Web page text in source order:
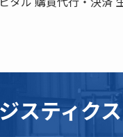
スティク